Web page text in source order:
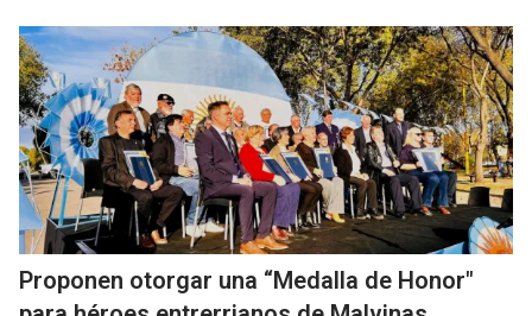
Proponen otorgar una “Medalla de Honor"